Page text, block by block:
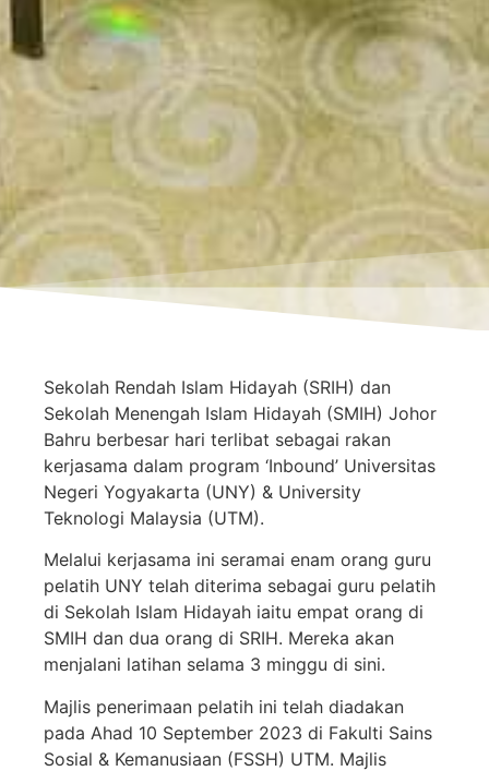
Sekolah Rendah Islam Hidayah (SRIH) dan
Sekolah Menengah Islam Hidayah (SMIH) Johor
Bahru berbesar hari terlibat sebagai rakan
kerjasama dalam program ‘Inbound’ Universitas
Negeri Yogyakarta (UNY) & University
Teknologi Malaysia (UTM).
Melalui kerjasama ini seramai enam orang guru
pelatih UNY telah diterima sebagai guru pelatih
di Sekolah Islam Hidayah iaitu empat orang di
SMIH dan dua orang di SRIH. Mereka akan
menjalani latihan selama 3 minggu di sini.
Majlis penerimaan pelatih ini telah diadakan
pada Ahad 10 September 2023 di Fakulti Sains
Sosial & Kemanusiaan (FSSH) UTM. Majlis